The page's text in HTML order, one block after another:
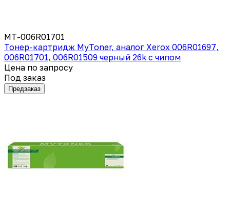
MT-006R01701
Тонер-картридж MyToner, аналог Xerox 006R01697,
006R01701, 006R01509 черный 26k с чипом
Цена по запросу
Под заказ
Предзаказ